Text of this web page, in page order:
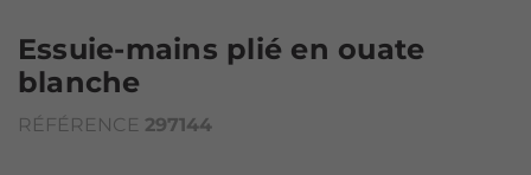
Essuie-mains plié en ouate
blanche
RÉFÉRENCE 297144